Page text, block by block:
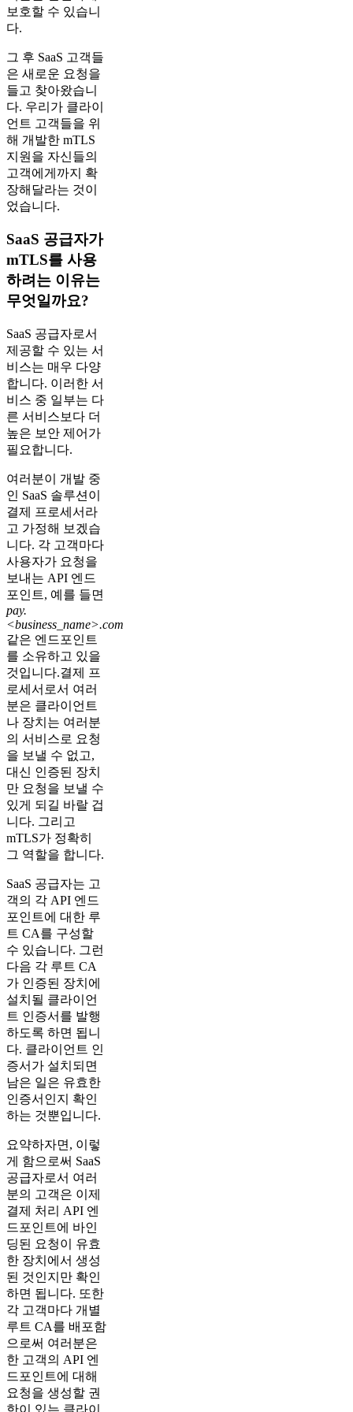
보호할 수 있습니
다.
그 후 SaaS 고객들
은 새로운 요청을
들고 찾아왔습니
다. 우리가 클라이
언트 고객들을 위
해 개발한 mTLS
지원을 자신들의
고객에게까지 확
장해달라는 것이
었습니다.
SaaS 공급자가
mTLS를 사용
하려는 이유는
무엇일까요?
SaaS 공급자로서
제공할 수 있는 서
비스는 매우 다양
합니다. 이러한 서
비스 중 일부는 다
른 서비스보다 더
높은 보안 제어가
필요합니다.
여러분이 개발 중
인 SaaS 솔루션이
결제 프로세서라
고 가정해 보겠습
니다. 각 고객마다
사용자가 요청을
보내는 API 엔드
포인트, 예를 들면
pay.
<business_name>.com
같은 엔드포인트
를 소유하고 있을
것입니다.결제 프
로세서로서 여러
분은 클라이언트
나 장치는 여러분
의 서비스로 요청
을 보낼 수 없고,
대신 인증된 장치
만 요청을 보낼 수
있게 되길 바랄 겁
니다. 그리고
mTLS가 정확히
그 역할을 합니다.
SaaS 공급자는 고
객의 각 API 엔드
포인트에 대한 루
트 CA를 구성할
수 있습니다. 그런
다음 각 루트 CA
가 인증된 장치에
설치될 클라이언
트 인증서를 발행
하도록 하면 됩니
다. 클라이언트 인
증서가 설치되면
남은 일은 유효한
인증서인지 확인
하는 것뿐입니다.
요약하자면, 이렇
게 함으로써 SaaS
공급자로서 여러
분의 고객은 이제
결제 처리 API 엔
드포인트에 바인
딩된 요청이 유효
한 장치에서 생성
된 것인지만 확인
하면 됩니다. 또한
각 고객마다 개별
루트 CA를 배포함
으로써 여러분은
한 고객의 API 엔
드포인트에 대해
요청을 생성할 권
한이 있는 클라이